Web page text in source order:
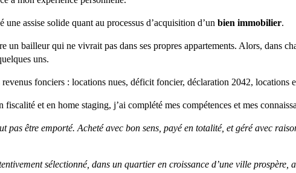
assise solide quant au processus d’acquisition d’un bien immobilier.
un bailleur qui ne vivrait pas dans ses propres appartements. Alors, dans
uns.
fonciers : locations nues, déficit foncier, déclaration 2042,
et en home staging, j’ai complété mes compétences et mes
pas être emporté. Acheté avec bon sens, payé en totalité, et géré avec
sélectionné, dans un quartier en croissance d’une ville